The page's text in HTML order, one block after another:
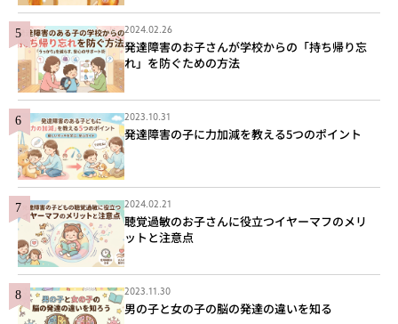
2024.02.26
発達障害のお子さんが学校からの「持ち帰り忘
れ」を防ぐための方法
2023.10.31
発達障害の子に力加減を教える5つのポイント
2024.02.21
聴覚過敏のお子さんに役立つイヤーマフのメリ
ットと注意点
2023.11.30
男の子と女の子の脳の発達の違いを知る